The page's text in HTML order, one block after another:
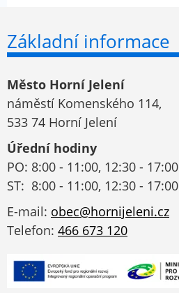
Základní informace
Město Horní Jelení
náměstí Komenského 114,
533 74 Horní Jelení
Úřední hodiny
PO: 8:00 - 11:00, 12:30 - 17:00
ST: 8:00 - 11:00, 12:30 - 17:00
E-mail: obec@hornijeleni.cz
Telefon: 466 673 120